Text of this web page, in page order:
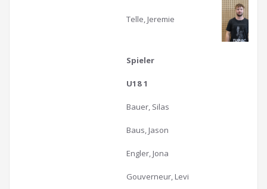
Telle, Jeremie
Spieler
U18 1
Bauer, Silas
Baus, Jason
Engler, Jona
Gouverneur, Levi